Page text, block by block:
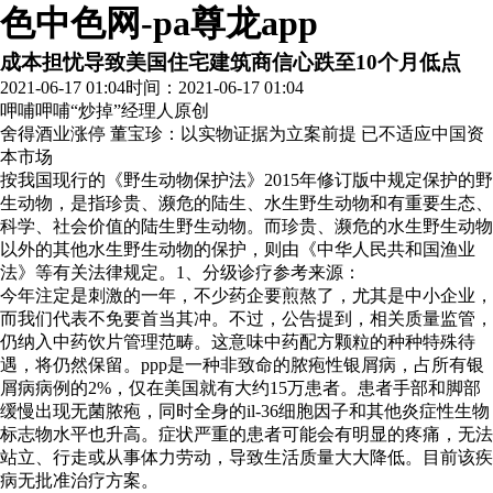
色中色网-pa尊龙app
成本担忧导致美国住宅建筑商信心跌至10个月低点
2021-06-17 01:04时间：2021-06-17 01:04
呷哺呷哺“炒掉”经理人 原创
舍得酒业涨停 董宝珍：以实物证据为立案前提 已不适应中国资
本市场
按我国现行的《野生动物保护法》2015年修订版中规定保护的野
生动物，是指珍贵、濒危的陆生、水生野生动物和有重要生态、
科学、社会价值的陆生野生动物。而珍贵、濒危的水生野生动物
以外的其他水生野生动物的保护，则由《中华人民共和国渔业
法》等有关法律规定。1、分级诊疗参考来源：
今年注定是刺激的一年，不少药企要煎熬了，尤其是中小企业，
而我们代表不免要首当其冲。不过，公告提到，相关质量监管，
仍纳入中药饮片管理范畴。这意味中药配方颗粒的种种特殊待
遇，将仍然保留。ppp是一种非致命的脓疱性银屑病，占所有银
屑病病例的2%，仅在美国就有大约15万患者。患者手部和脚部
缓慢出现无菌脓疱，同时全身的il-36细胞因子和其他炎症性生物
标志物水平也升高。症状严重的患者可能会有明显的疼痛，无法
站立、行走或从事体力劳动，导致生活质量大大降低。目前该疾
病无批准治疗方案。